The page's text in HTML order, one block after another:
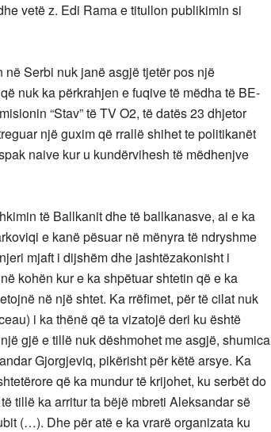
vetë z. Edi Rama e titullon publikimin si
Serbi nuk janë asgjë tjetër pos një
nuk ka përkrahjen e fuqive të mëdha të BE-
“Stav” të TV O2, të datës 23 dhjetor
një guxim që rrallë shihet te politikanët
naive kur u kundërvihesh të mëdhenjve
të Ballkanit dhe të ballkanasve, ai e ka
e kanë pësuar në mënyra të ndryshme
mjaft i dijshëm dhe jashtëzakonisht i
kohën kur e ka shpëtuar shtetin që e ka
në një shtet. Ka rrëfimet, për të cilat nuk
i ka thënë që ta vizatojë deri ku është
gjë e tillë nuk dëshmohet me asgjë, shumica
Gjorgjeviq, pikërisht për këtë arsye. Ka
që ka mundur të krijohet, ku serbët do
tillë ka arritur ta bëjë mbreti Aleksandar së
(…). Dhe për atë e ka vrarë organizata ku